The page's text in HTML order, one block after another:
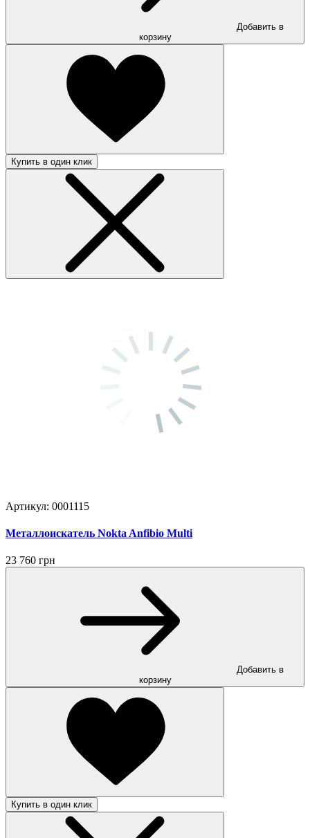
Добавить в
корзину
Купить в один клик
Артикул: 0001115
Металлоискатель Nokta Anfibio Multi
23 760 грн
Добавить в
корзину
Купить в один клик